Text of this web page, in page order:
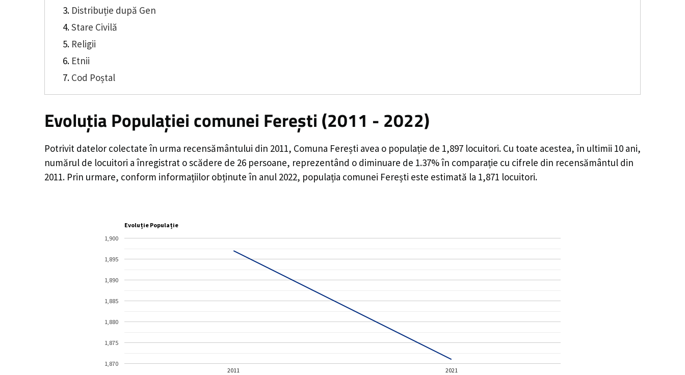
Distribuție după Gen
Stare Civilă
Religii
Etnii
Cod Poștal
Evoluția Populației comunei Ferești (2011 - 2022)
Potrivit datelor colectate în urma recensământului din 2011, Comuna Ferești avea o populație de 1,897 locuitori. Cu toate acestea, în ultimii 10 ani,
numărul de locuitori a înregistrat oscădere de 26 persoane, reprezentând o diminuare de 1.37%în comparație cu cifrele din recensământul din
2011. Prin urmare, conform informațiilor obținute în anul 2022, populația comunei Ferești este estimată la 1,871 locuitori.
Evoluție Populație
2011 2021
1,870
1,875
1,880
1,885
1,890
1,895
1,900